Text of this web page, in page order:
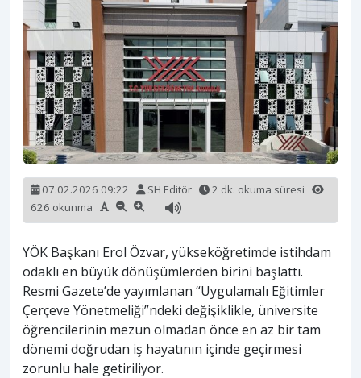
07.02.2026 09:22 SH Editör
2 dk. okuma süresi
626 okunma
YÖK Başkanı Erol Özvar, yükseköğretimde istihdam
odaklı en büyük dönüşümlerden birini başlattı.
Resmi Gazete’de yayımlanan “Uygulamalı Eğitimler
Çerçeve Yönetmeliği”ndeki değişiklikle, üniversite
öğrencilerinin mezun olmadan önce en az bir tam
dönemi doğrudan iş hayatının içinde geçirmesi
zorunlu hale getiriliyor.